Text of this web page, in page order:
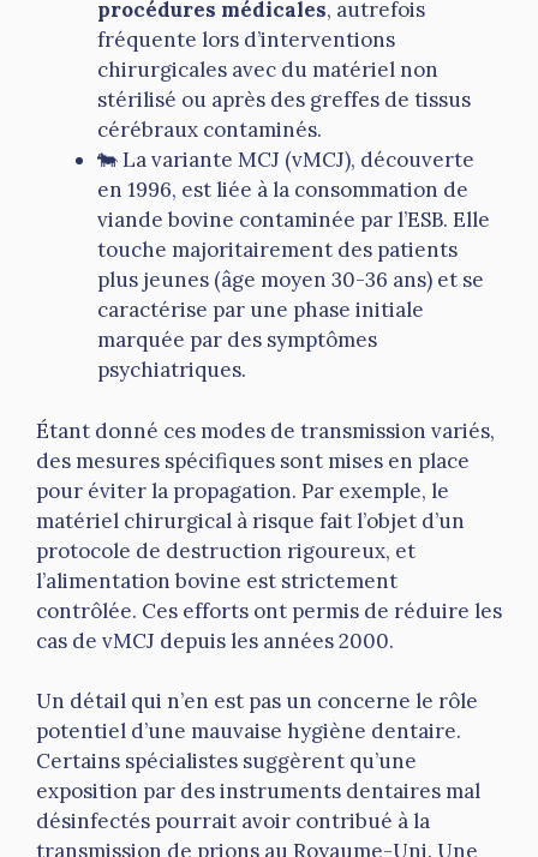
procédures médicales, autrefois
fréquente lors d’interventions
chirurgicales avec du matériel non
stérilisé ou après des greffes de tissus
cérébraux contaminés.
🐄 La variante MCJ (vMCJ), découverte
en 1996, est liée à la consommation de
viande bovine contaminée par l’ESB. Elle
touche majoritairement des patients
plus jeunes (âge moyen 30-36 ans) et se
caractérise par une phase initiale
marquée par des symptômes
psychiatriques.
Étant donné ces modes de transmission variés,
des mesures spécifiques sont mises en place
pour éviter la propagation. Par exemple, le
matériel chirurgical à risque fait l’objet d’un
protocole de destruction rigoureux, et
l’alimentation bovine est strictement
contrôlée. Ces efforts ont permis de réduire les
cas de vMCJ depuis les années 2000.
Un détail qui n’en est pas un concerne le rôle
potentiel d’une mauvaise hygiène dentaire.
Certains spécialistes suggèrent qu’une
exposition par des instruments dentaires mal
désinfectés pourrait avoir contribué à la
transmission de prions au Royaume-Uni. Une